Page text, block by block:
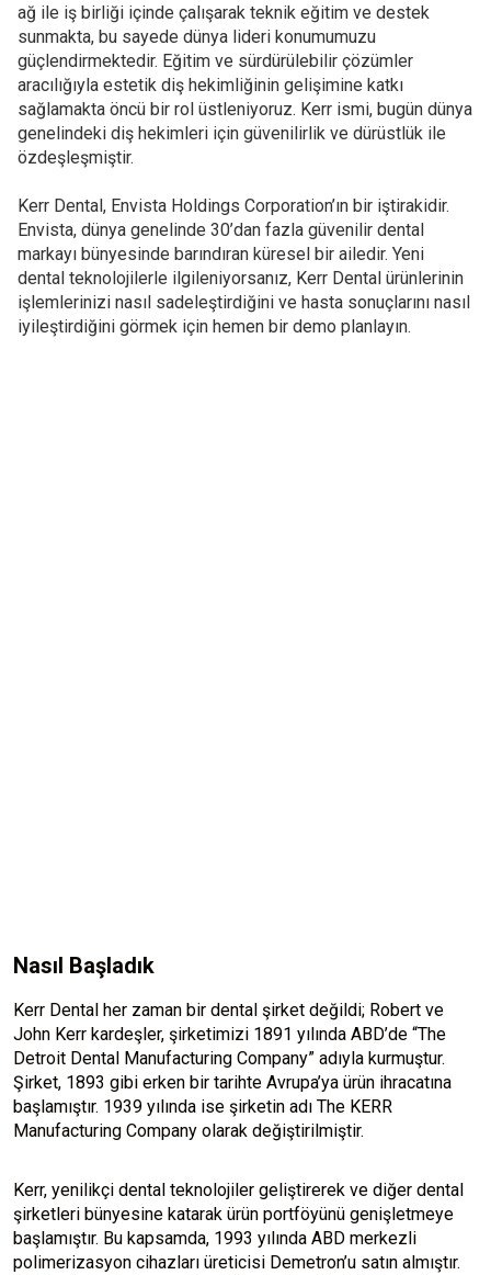
ağ ile iş birliği içinde çalışarak teknik eğitim ve destek
sunmakta, bu sayede dünya lideri konumumuzu
güçlendirmektedir. Eğitim ve sürdürülebilir çözümler
aracılığıyla estetik diş hekimliğinin gelişimine katkı
sağlamakta öncü bir rol üstleniyoruz. Kerr ismi, bugün dünya
genelindeki diş hekimleri için güvenilirlik ve dürüstlük ile
özdeşleşmiştir.
Kerr Dental, Envista Holdings Corporation’ın bir iştirakidir.
Envista, dünya genelinde 30’dan fazla güvenilir dental
markayı bünyesinde barındıran küresel bir ailedir. Yeni
dental teknolojilerle ilgileniyorsanız, Kerr Dental ürünlerinin
işlemlerinizi nasıl sadeleştirdiğini ve hasta sonuçlarını nasıl
iyileştirdiğini görmek için hemen bir demo planlayın.
Nasıl Başladık
Kerr Dental her zaman bir dental şirket değildi; Robert ve
John Kerr kardeşler, şirketimizi 1891 yılında ABD’de “The
Detroit Dental Manufacturing Company” adıyla kurmuştur.
Şirket, 1893 gibi erken bir tarihte Avrupa’ya ürün ihracatına
başlamıştır. 1939 yılında ise şirketin adı The KERR
Manufacturing Company olarak değiştirilmiştir.
Kerr, yenilikçi dental teknolojiler geliştirerek ve diğer dental
şirketleri bünyesine katarak ürün portföyünü genişletmeye
başlamıştır. Bu kapsamda, 1993 yılında ABD merkezli
polimerizasyon cihazları üreticisi Demetron’u satın almıştır.